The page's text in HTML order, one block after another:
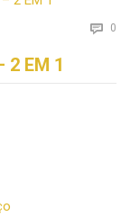
 0
2 EM 1